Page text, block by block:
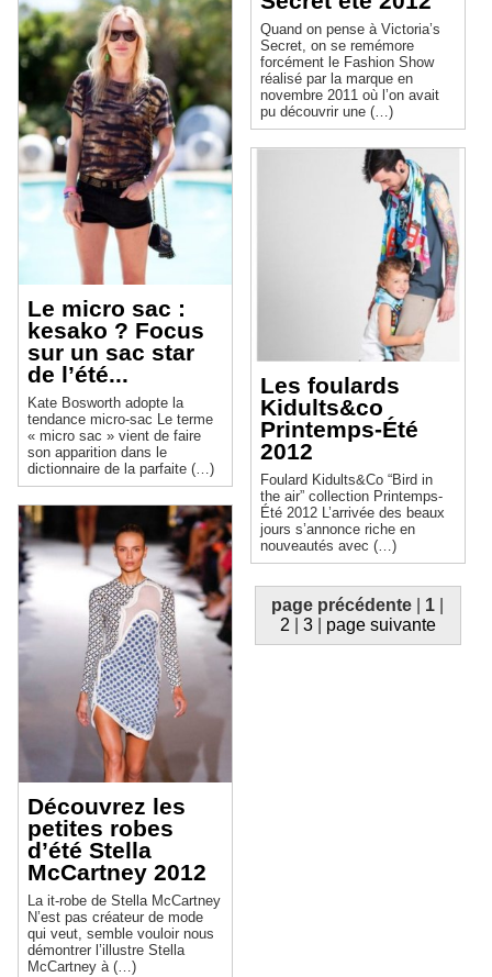
Le micro sac :
kesako ? Focus
sur un sac star
de l’été...
Kate Bosworth adopte la
tendance micro-sac Le terme
« micro sac » vient de faire
son apparition dans le
dictionnaire de la parfaite (…)
Découvrez les
petites robes
d’été Stella
McCartney 2012
La it-robe de Stella McCartney
N’est pas créateur de mode
qui veut, semble vouloir nous
démontrer l’illustre Stella
McCartney à (…)
Quand on pense à Victoria’s
Secret, on se remémore
forcément le Fashion Show
réalisé par la marque en
novembre 2011 où l’on avait
pu découvrir une (…)
Les foulards
Kidults&co
Printemps-Été
2012
Foulard Kidults&Co “Bird in
the air” collection Printemps-
Été 2012 L’arrivée des beaux
jours s’annonce riche en
nouveautés avec (…)
page précédente 1
2
3| page suivante